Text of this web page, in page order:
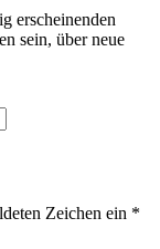
erscheinenden
sein, über neue
Zeichen ein *